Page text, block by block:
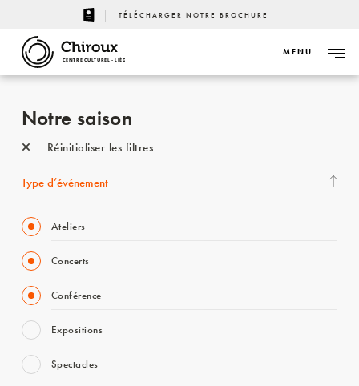
TÉLÉCHARGER NOTRE BROCHURE
CENTRE CULTUREL - LIÈGE
MENU
Notre saison
Réinitialiser les filtres
Type d’événement
Ateliers
Concerts
Conférence
Expositions
Spectacles